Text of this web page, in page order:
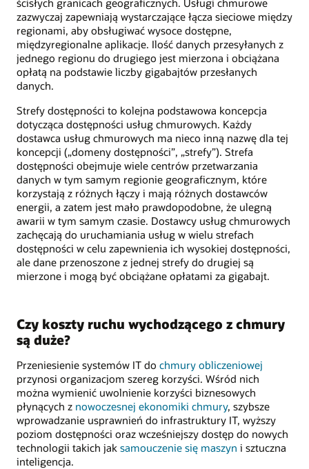
zazwyczaj zapewniają wystarczające łącza sieciowe między
regionami, aby obsługiwać wysoce dostępne,
międzyregionalne aplikacje. Ilość danych przesyłanych z
jednego regionu do drugiego jest mierzona i obciążana
opłatą na podstawie liczby gigabajtów przesłanych
danych.
Strefy dostępności to kolejna podstawowa koncepcja
dotycząca dostępności usług chmurowych. Każdy
dostawca usług chmurowych ma nieco inną nazwę dla tej
koncepcji („domeny dostępności”, „strefy”). Strefa
dostępności obejmuje wiele centrów przetwarzania
danych w tym samym regionie geograficznym, które
korzystają z różnych łączy i mają różnych dostawców
energii, a zatem jest mało prawdopodobne, że ulegną
awarii w tym samym czasie. Dostawcy usług chmurowych
zachęcają do uruchamiania usług w wielu strefach
dostępności w celu zapewnienia ich wysokiej dostępności,
ale dane przenoszone z jednej strefy do drugiej są
mierzone i mogą być obciążane opłatami za gigabajt.
Czy koszty ruchu wychodzącego z chmury
są duże?
Przeniesienie systemów IT do chmury obliczeniowej
przynosi organizacjom szereg korzyści. Wśród nich
można wymienić uwolnienie korzyści biznesowych
płynących z nowoczesnej ekonomiki chmury, szybsze
wprowadzanie usprawnień do infrastruktury IT, wyższy
poziom dostępności oraz wcześniejszy dostęp do nowych
technologii takich jak samouczenie się maszyn i sztuczna
inteligencja.